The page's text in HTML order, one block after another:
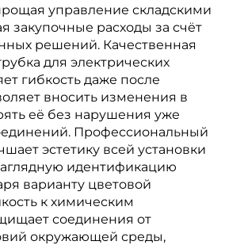
управление складскими
закупочные расходы за счёт
решений. Качественная
для электрических
гибкость даже после
вносить изменения в
её без нарушения уже
Профессиональный
эстетику всей установки
идентификацию
варианту цветовой
к химическим
соединения от
окружающей среды,